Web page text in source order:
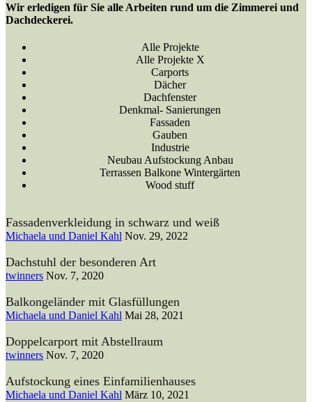
Wir erledigen für Sie alle Arbeiten rund um die Zimmerei und
Dachdeckerei.
Alle Projekte
Alle Projekte X
Carports
Dächer
Dachfenster
Denkmal- Sanierungen
Fassaden
Gauben
Industrie
Neubau Aufstockung Anbau
Terrassen Balkone Wintergärten
Wood stuff
Fassadenverkleidung in schwarz und weiß
Michaela und Daniel Kahl Nov. 29, 2022
Dachstuhl der besonderen Art
twinners Nov. 7, 2020
Balkongeländer mit Glasfüllungen
Michaela und Daniel Kahl Mai 28, 2021
Doppelcarport mit Abstellraum
twinners Nov. 7, 2020
Aufstockung eines Einfamilienhauses
Michaela und Daniel Kahl März 10, 2021